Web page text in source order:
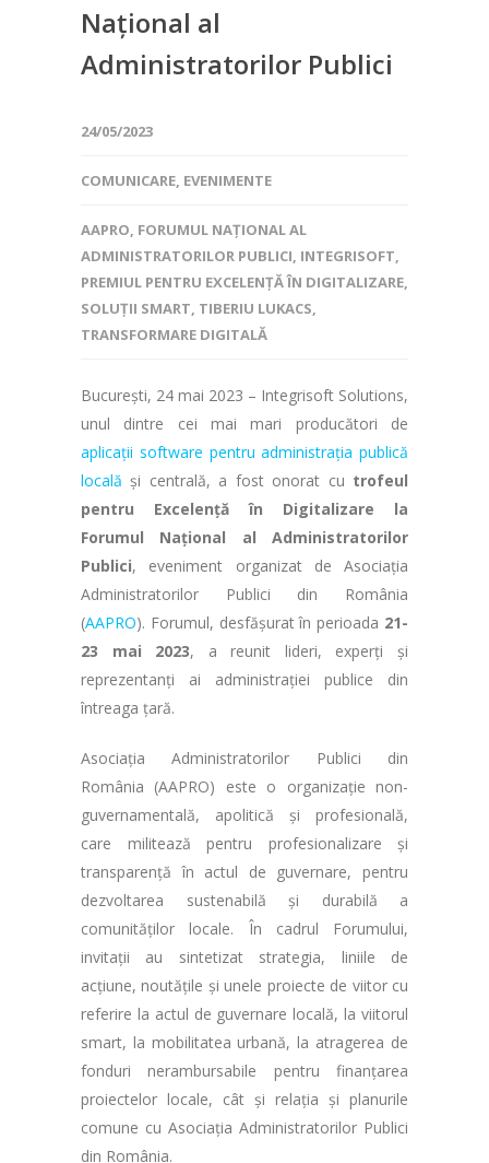
Național al
Administratorilor Publici
24/05/2023
COMUNICARE, EVENIMENTE
AAPRO, FORUMUL NAȚIONAL AL
ADMINISTRATORILOR PUBLICI, INTEGRISOFT,
PREMIUL PENTRU EXCELENȚĂ ÎN DIGITALIZARE,
SOLUȚII SMART, TIBERIU LUKACS,
TRANSFORMARE DIGITALĂ
București, 24 mai 2023 – Integrisoft Solutions,
unul dintre cei mai mari producători de
aplicații software pentru administrația publică
locală și centrală, a fost onorat cu trofeul
pentru Excelență în Digitalizare la
Forumul Național al Administratorilor
Publici, eveniment organizat de Asociația
Administratorilor Publici din România
(AAPRO). Forumul, desfășurat în perioada 21-
23 mai 2023, a reunit lideri, experți și
reprezentanți ai administrației publice din
întreaga țară.
Asociația Administratorilor Publici din
România (AAPRO) este o organizație non-
guvernamentală, apolitică și profesională,
care militează pentru profesionalizare și
transparență în actul de guvernare, pentru
dezvoltarea sustenabilă și durabilă a
comunităților locale. În cadrul Forumului,
invitații au sintetizat strategia, liniile de
acțiune, noutățile și unele proiecte de viitor cu
referire la actul de guvernare locală, la viitorul
smart, la mobilitatea urbană, la atragerea de
fonduri nerambursabile pentru finanțarea
proiectelor locale, cât și relația și planurile
comune cu Asociația Administratorilor Publici
din România.